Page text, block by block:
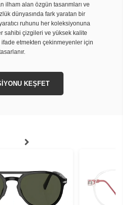
ilham alan özgün tasarımları ve
dünyasında fark yaratan bir
ruhunu her koleksiyonuna
sahibi çizgileri ve yüksek kalite
etmekten çekinmeyenler için
KEŞFET